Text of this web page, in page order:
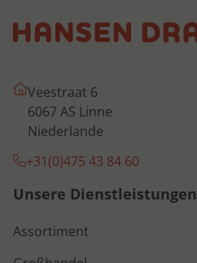
Veestraat 6
6067 AS Linne
Niederlande
+31(0)475 43 84 60
Unsere Dienstleistungen
Assortiment